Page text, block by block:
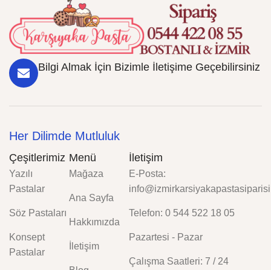
Bilgi Almak İçin Bizimle İletişime Geçebilirsiniz
Her Dilimde Mutluluk
Çeşitlerimiz
Yazılı
Pastalar
Söz Pastaları
Konsept
Pastalar
Menü
Mağaza
Ana Sayfa
Hakkımızda
İletişim
İletişim
E-Posta:
Telefon: 0 544 522 18 05
Pazartesi - Pazar
Çalışma Saatleri: 7 / 24